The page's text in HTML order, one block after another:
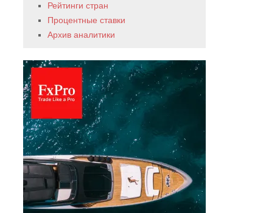
Рейтинги стран
Процентные ставки
Архив аналитики